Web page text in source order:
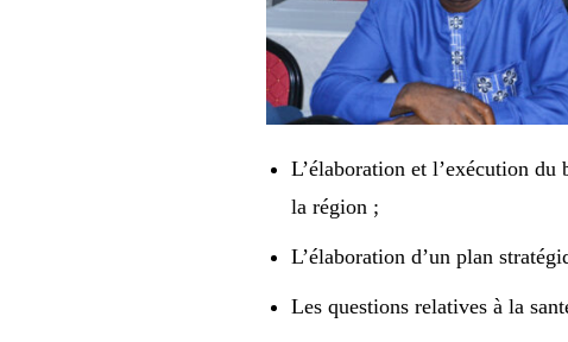
L’élaboration et l’exécution
la région ;
L’élaboration d’un plan
Les questions relatives à la